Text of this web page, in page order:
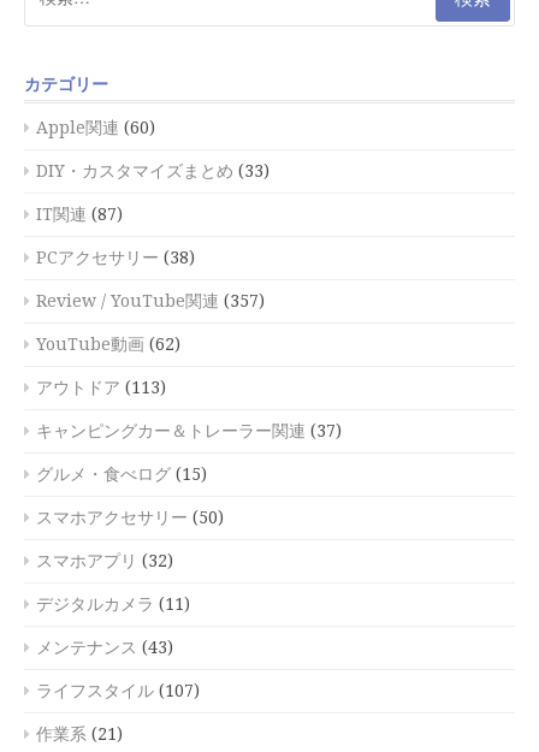
カテゴリー
Apple関連 (60)
DIY・カスタマイズまとめ (33)
IT関連 (87)
PCアクセサリー (38)
Review / YouTube関連 (357)
YouTube動画 (62)
アウトドア (113)
キャンピングカー＆トレーラー関連 (37)
グルメ・食べログ (15)
スマホアクセサリー (50)
スマホアプリ (32)
デジタルカメラ (11)
メンテナンス (43)
ライフスタイル (107)
作業系 (21)